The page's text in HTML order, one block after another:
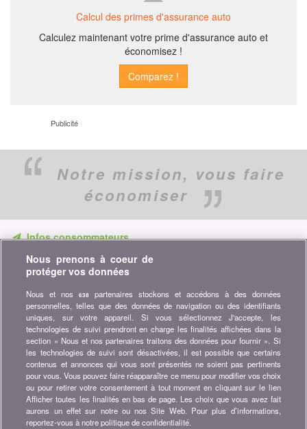
Calcul des primes d'assurance auto
Calculez maintenant votre prime d'assurance auto et
économisez !
Publicité
Notre mission, vous faire
économiser
Infos consommateurs
Ne ratez aucune occasion d'économiser. Recevez nos
comparatifs, conseils et astuces dans les domaines tels que
l'assurance, la finance, produits de consommation et bien plus...
Abonnez-vous à la newsletter
Rejoignez la communauté
Restez à l'affût, retrouvez tous les conseils et astuces pour
économiser sur :
Nous prenons à coeur de
protéger vos données
Nous et nos638
partenaires stockons et accédons à des données
personnelles, telles que des données de navigation ou des identifiants
uniques, sur votre appareil. Si vous sélectionnez J'accepte, les
technologies de suivi prendront en charge les finalités affichées dans la
section « Nous et nos partenaires traitons des données pour fournir ». Si
les technologies de suivi sont désactivées, il est possible que certains
contenus et annonces qui vous sont présentés ne soient pas pertinents
pour vous. Vous pouvez faire réapparaître ce menu pour modifier vos choix
ou pour retirer votre consentement à tout moment en cliquant sur le lien
Afficher toutes les finalités en bas de page. Les choix que vous avez fait
aurons un effet sur notre ou nos Site Web. Pour plus d’informations,
reportez-vous à notre politique de confidentialité.